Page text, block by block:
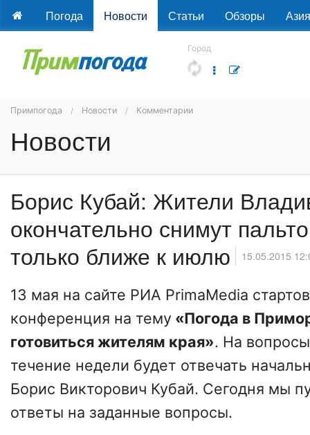
Погода Новости Статьи Обзоры Азия
Город
Примпогода Новости Комментарии
Новости
Борис Кубай: Жители
окончательно снимут
только ближе к июлю
15.05.2015
13 мая на сайте РИА PrimaMedia
конференция на тему «Погода в
готовиться жителям края». На
течение недели будет отвечать
Борис Викторович Кубай. Сегодня мы
ответы на заданные вопросы.